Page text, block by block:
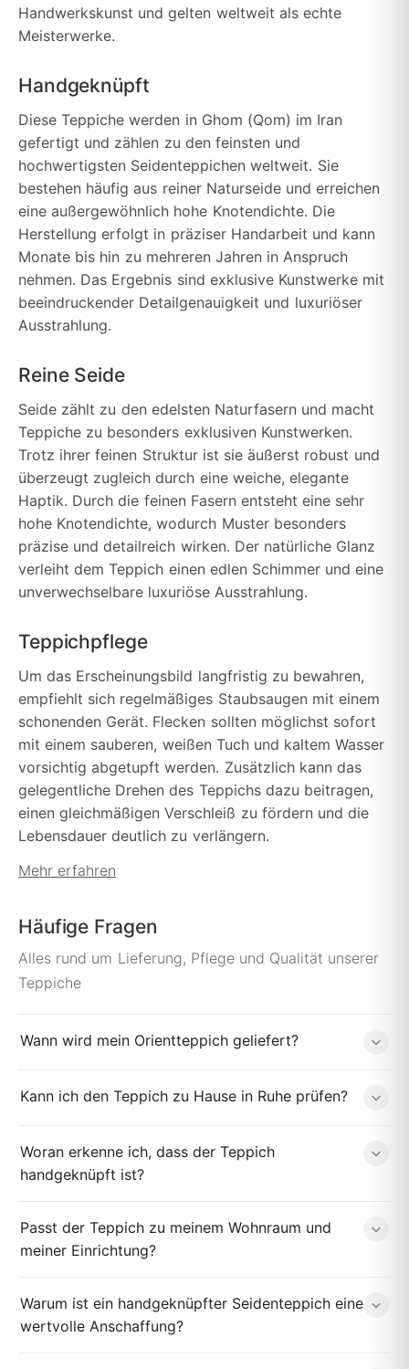
Handwerkskunst und gelten weltweit als echte
Meisterwerke.
Handgeknüpft
Diese Teppiche werden in Ghom (Qom) im Iran
gefertigt und zählen zu den feinsten und
hochwertigsten Seidenteppichen weltweit. Sie
bestehen häufig aus reiner Naturseide und erreichen
eine außergewöhnlich hohe Knotendichte. Die
Herstellung erfolgt in präziser Handarbeit und kann
Monate bis hin zu mehreren Jahren in Anspruch
nehmen. Das Ergebnis sind exklusive Kunstwerke mit
beeindruckender Detailgenauigkeit und luxuriöser
Ausstrahlung.
Reine Seide
Seide zählt zu den edelsten Naturfasern und macht
Teppiche zu besonders exklusiven Kunstwerken.
Trotz ihrer feinen Struktur ist sie äußerst robust und
überzeugt zugleich durch eine weiche, elegante
Haptik. Durch die feinen Fasern entsteht eine sehr
hohe Knotendichte, wodurch Muster besonders
präzise und detailreich wirken. Der natürliche Glanz
verleiht dem Teppich einen edlen Schimmer und eine
unverwechselbare luxuriöse Ausstrahlung.
Teppichpflege
Um das Erscheinungsbild langfristig zu bewahren,
empfiehlt sich regelmäßiges Staubsaugen mit einem
schonenden Gerät. Flecken sollten möglichst sofort
mit einem sauberen, weißen Tuch und kaltem Wasser
vorsichtig abgetupft werden. Zusätzlich kann das
gelegentliche Drehen des Teppichs dazu beitragen,
einen gleichmäßigen Verschleiß zu fördern und die
Lebensdauer deutlich zu verlängern.
Mehr erfahren
Häufige Fragen
Alles rund um Lieferung, Pflege und Qualität unserer
Teppiche
Wann wird mein Orientteppich geliefert?
Kann ich den Teppich zu Hause in Ruhe prüfen?
Woran erkenne ich, dass der Teppich
handgeknüpft ist?
Passt der Teppich zu meinem Wohnraum und
meiner Einrichtung?
Warum ist ein handgeknüpfter Seidenteppich eine
wertvolle Anschaffung?